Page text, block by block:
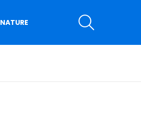
NATURE